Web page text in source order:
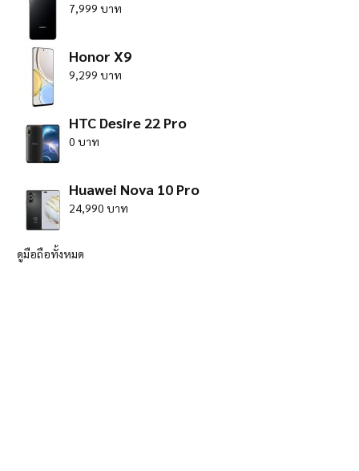
7,999 บาท
Honor X9
9,299 บาท
HTC Desire 22 Pro
0 บาท
Huawei Nova 10 Pro
24,990 บาท
ดูมือถือทั้งหมด